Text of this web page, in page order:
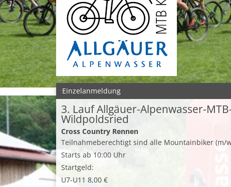
Einzelanmeldung
3. Lauf Allgäuer-Alpenwasser-
Wildpoldsried
Cross Country Rennen
Teilnahmeberechtigt sind alle Mountainbiker (m/
Starts ab 10:00 Uhr
Startgeld:
U7-U11 8,00 €